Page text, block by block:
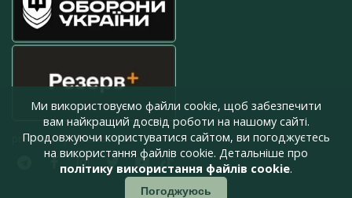
press@armyinform.com.ua
Ми використовуємо файли cookie, щоб забезпечити
вам найкращий досвід роботи на нашому сайті.
Продовжуючи користуватися сайтом, ви погоджуєтесь
на використання файлів cookie. Детальніше про
політику використання файлів cookie.
Погоджуюсь